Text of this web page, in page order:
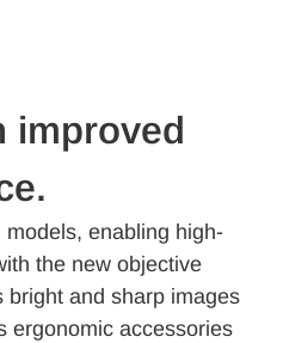
improved
enabling high-
the new objective
bright and sharp images
ergonomic accessories